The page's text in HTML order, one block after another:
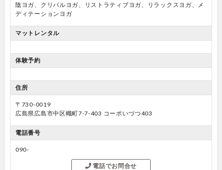
陰ヨガ、クリパルヨガ、リストラティブヨガ、リラックスヨガ、メ
ディテーションヨガ
マットレンタル
体験予約
住所
〒730-0019
広島県広島市中区幟町7-7-403 コーポいづつ403
電話番号
090-
電話でお問合せ